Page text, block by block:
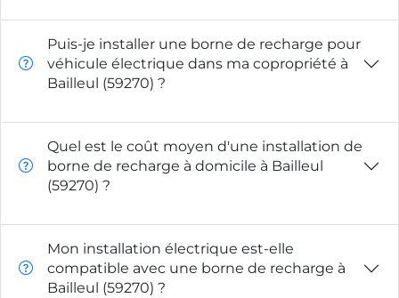
Puis-je installer une borne de recharge pour
véhicule électrique dans ma copropriété à
Bailleul (59270) ?
Quel est le coût moyen d'une installation de
borne de recharge à domicile à Bailleul
(59270) ?
Mon installation électrique est-elle
compatible avec une borne de recharge à
Bailleul (59270) ?